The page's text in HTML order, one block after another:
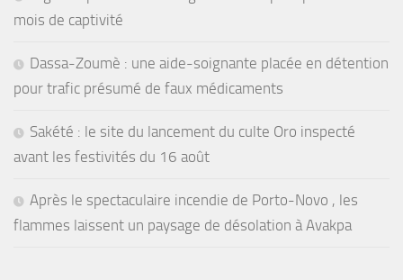
mois de captivité
Dassa-Zoumè : une aide-soignante placée en détention
pour trafic présumé de faux médicaments
Sakété : le site du lancement du culte Oro inspecté
avant les festivités du 16 août
Après le spectaculaire incendie de Porto-Novo , les
flammes laissent un paysage de désolation à Avakpa